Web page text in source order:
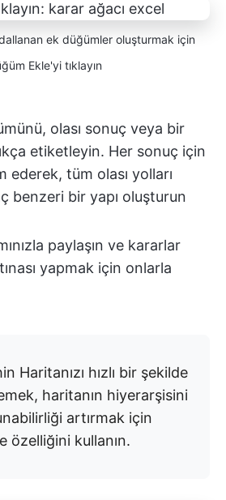
ek düğümler oluşturmak için
Ekle'yi tıklayın
olası sonuç veya bir
etiketleyin. Her sonuç için
ederek, tüm olası yolları
benzeri bir yapı oluşturun
paylaşın ve kararlar
yapmak için onlarla
Haritanızı hızlı bir şekilde
haritanın hiyerarşisini
artırmak için
özelliğini kullanın.